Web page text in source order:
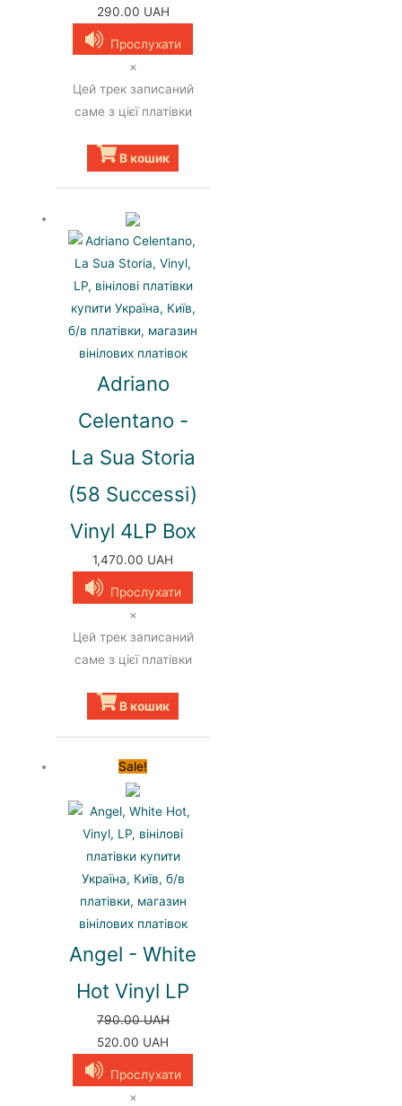
Оригінальна
ціна:
350.00 UAH.
290.00 UAHПоточна
290.00 UAH.
Прослухати
×
Цей трек записаний
саме з цієї платівки
В кошик
Adriano
Celentano -
La Sua Storia
(58 Successi)
Vinyl 4LP Box
1,470.00 UAH
Прослухати
×
Цей трек записаний
саме з цієї платівки
В кошик
Sale!
Angel - White
Hot Vinyl LP
790.00UAH
Оригінальна
ціна:
790.00 UAH.
520.00 UAH
520.00 UAH.
Прослухати
×